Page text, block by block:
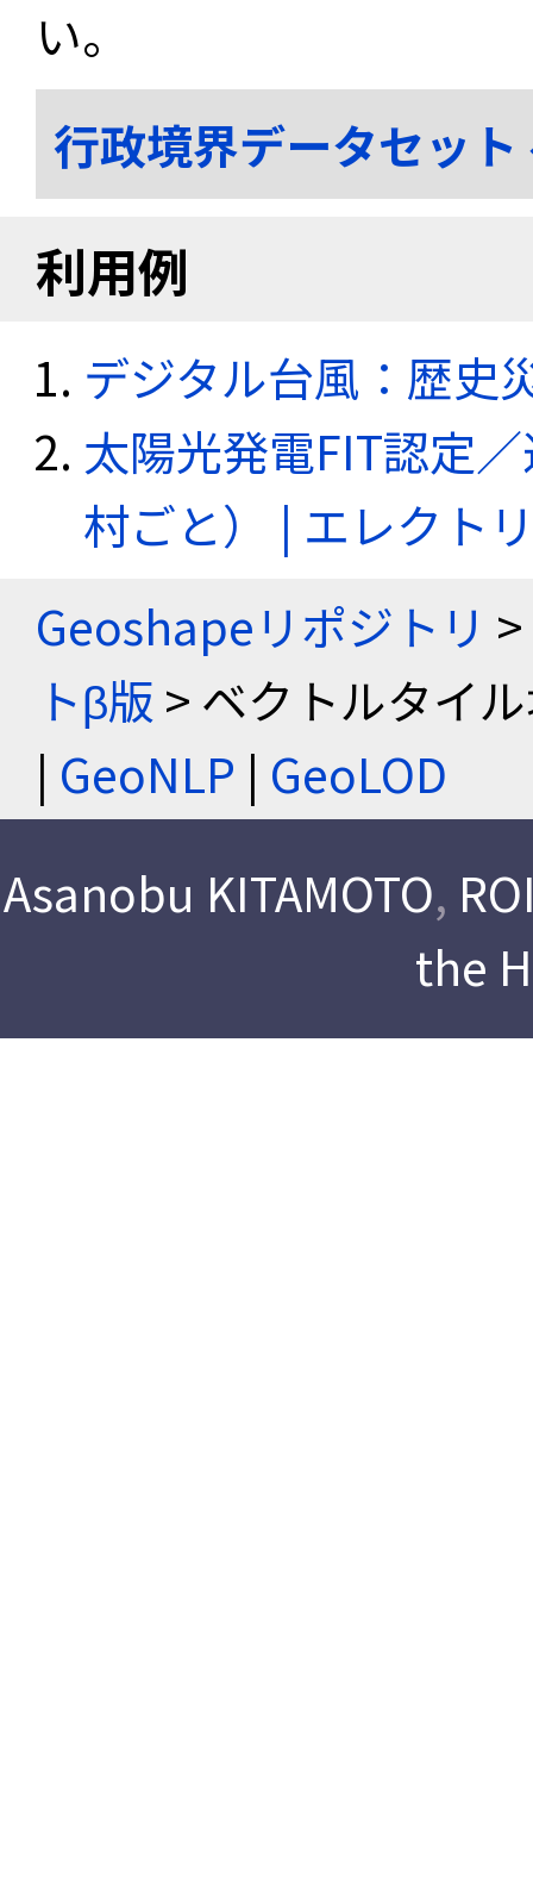
い。
行政境界データセッ
利用例
デジタル台風：歴史
太陽光発電FIT認定
村ごと） | エレクト
Geoshapeリポジトリ >
トβ版 > ベクトルタイ
| GeoNLP | GeoLOD
Asanobu KITAMOTO,
the